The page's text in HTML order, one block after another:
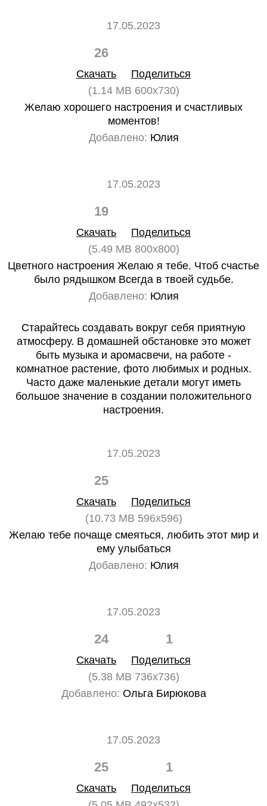
17.05.2023
26
Скачать
Поделиться
(1.14 MB 600x730)
Желаю хорошего настроения и счастливых
моментов!
Добавлено: Юлия
17.05.2023
19
Скачать
Поделиться
(5.49 MB 800x800)
Цветного настроения Желаю я тебе. Чтоб счастье
было рядышком Всегда в твоей судьбе.
Добавлено: Юлия
Старайтесь создавать вокруг себя приятную
атмосферу. В домашней обстановке это может
быть музыка и аромасвечи, на работе -
комнатное растение, фото любимых и родных.
Часто даже маленькие детали могут иметь
большое значение в создании положительного
настроения.
17.05.2023
25
Скачать
Поделиться
(10.73 MB 596x596)
Желаю тебе почаще смеяться, любить этот мир и
ему улыбаться
Добавлено: Юлия
17.05.2023
24 1
Скачать
Поделиться
(5.38 MB 736x736)
Добавлено: Ольга Бирюкова
17.05.2023
25 1
Скачать
Поделиться